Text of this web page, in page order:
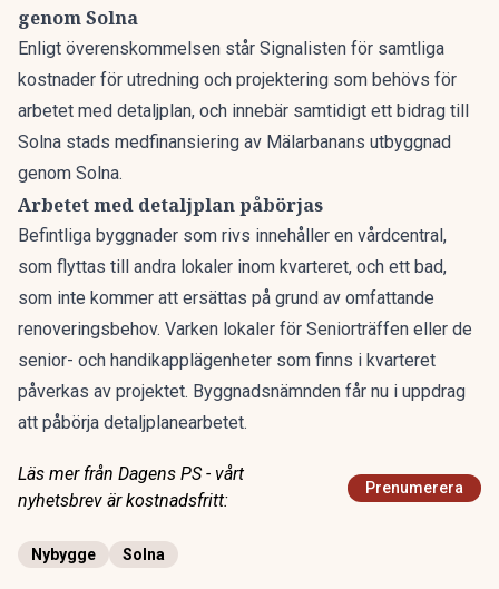
genom Solna
Enligt överenskommelsen står Signalisten för samtliga
kostnader för utredning och projektering som behövs för
arbetet med detaljplan, och innebär samtidigt ett bidrag till
Solna stads medfinansiering av Mälarbanans utbyggnad
genom Solna.
Arbetet med detaljplan påbörjas
Befintliga byggnader som rivs innehåller en vårdcentral,
som flyttas till andra lokaler inom kvarteret, och ett bad,
som inte kommer att ersättas på grund av omfattande
renoveringsbehov. Varken lokaler för Seniorträffen eller de
senior- och handikapplägenheter som finns i kvarteret
påverkas av projektet. Byggnadsnämnden får nu i uppdrag
att påbörja detaljplanearbetet.
Läs mer från Dagens PS - vårt
nyhetsbrev är kostnadsfritt:
Prenumerera
Nybygge Solna